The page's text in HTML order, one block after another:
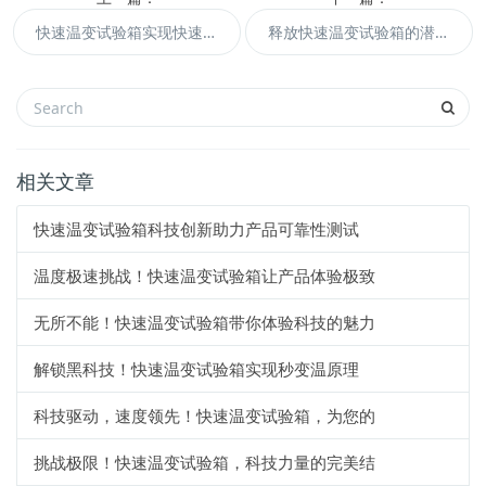
快速温变试验箱实现快速、准确地模拟各种环境
释放快速温变试验箱的潜力，感受高性能的魅力
相关文章
快速温变试验箱科技创新助力产品可靠性测试
温度极速挑战！快速温变试验箱让产品体验极致
无所不能！快速温变试验箱带你体验科技的魅力
解锁黑科技！快速温变试验箱实现秒变温原理
科技驱动，速度领先！快速温变试验箱，为您的
挑战极限！快速温变试验箱，科技力量的完美结